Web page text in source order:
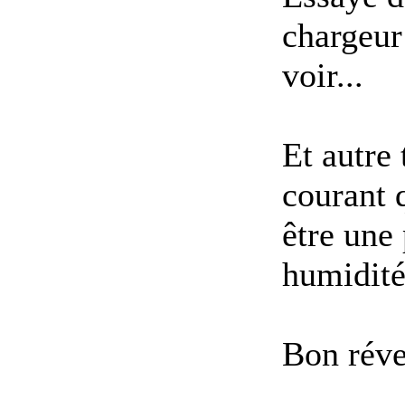
voir...
Et autre
courant
être
Bon